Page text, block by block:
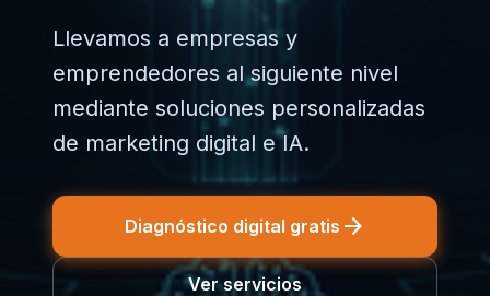
Llevamos a empresas y
emprendedores al siguiente nivel
mediante soluciones personalizadas
de marketing digital e IA.
Diagnóstico digital gratis arrow_forward
Ver servicios